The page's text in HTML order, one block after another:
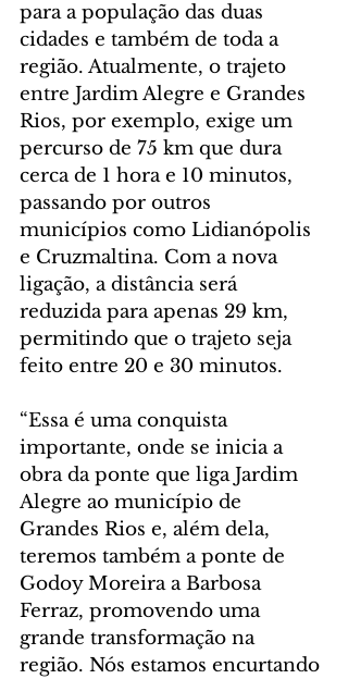
para a população das duas
cidades e também de toda a
região. Atualmente, o trajeto
entre Jardim Alegre e Grandes
Rios, por exemplo, exige um
percurso de 75 km que dura
cerca de 1 hora e 10 minutos,
passando por outros
municípios como Lidianópolis
e Cruzmaltina. Com a nova
ligação, a distância será
reduzida para apenas 29 km,
permitindo que o trajeto seja
feito entre 20 e 30 minutos.
“Essa é uma conquista
importante, onde se inicia a
obra da ponte que liga Jardim
Alegre ao município de
Grandes Rios e, além dela,
teremos também a ponte de
Godoy Moreira a Barbosa
Ferraz, promovendo uma
grande transformação na
região. Nós estamos encurtando